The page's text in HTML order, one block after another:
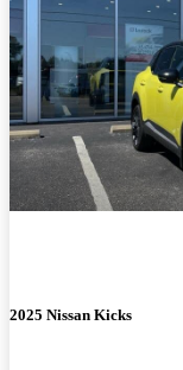
2025 Nissan Kicks